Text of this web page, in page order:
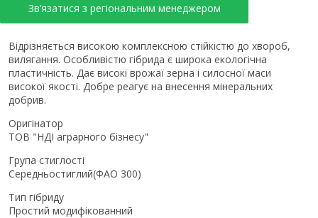
Зв’язатися з регіональним менеджером
Відрізняється високою комплексною стійкістю до хвороб,
вилягання. Особливістю гібрида є широка екологічна
пластичність. Дає високі врожаї зерна і силосної маси
високої якості. Добре реагує на внесення мінеральних
добрив.
Оригінатор
ТОВ "НДІ аграрного бізнесу"
Група стиглості
Середньостиглий(ФАО 300)
Тип гібриду
Простий модифікованний